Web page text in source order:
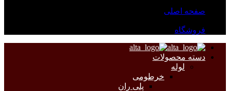
صفحه اصلی
فروشگاه
دسته محصولات
لوله
خرطومی
پلی ران